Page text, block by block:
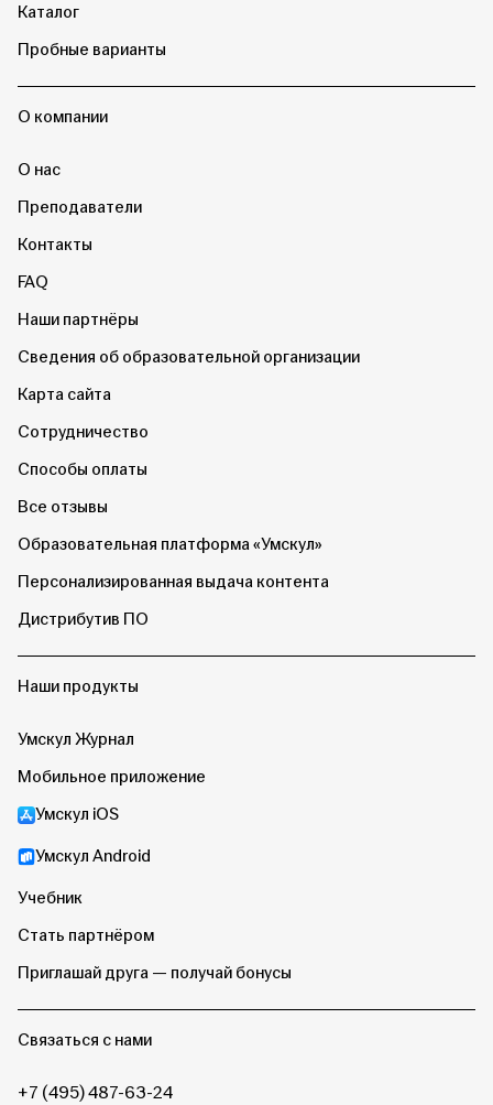
Каталог
Пробные варианты
О компании
О нас
Преподаватели
Контакты
FAQ
Наши партнёры
Сведения об образовательной организации
Карта сайта
Сотрудничество
Способы оплаты
Все отзывы
Образовательная платформа «Умскул»
Персонализированная выдача контента
Дистрибутив ПО
Наши продукты
Умскул Журнал
Мобильное приложение
Умскул iOS
Умскул Android
Учебник
Стать партнёром
Приглашай друга — получай бонусы
Связаться с нами
+7 (495) 487-63-24